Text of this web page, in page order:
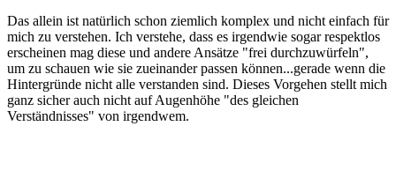
Das allein ist natürlich schon ziemlich komplex und nicht einfach für
mich zu verstehen. Ich verstehe, dass es irgendwie sogar respektlos
erscheinen mag diese und andere Ansätze "frei durchzuwürfeln",
um zu schauen wie sie zueinander passen können...gerade wenn die
Hintergründe nicht alle verstanden sind. Dieses Vorgehen stellt mich
ganz sicher auch nicht auf Augenhöhe "des gleichen
Verständnisses" von irgendwem.